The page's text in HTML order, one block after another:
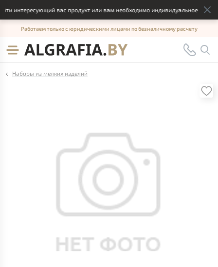
интересующий вас продукт или вам необходимо индивидуальное
Работаем только с юридическими лицами по безналичному расчету
Наборы из мелких изделий